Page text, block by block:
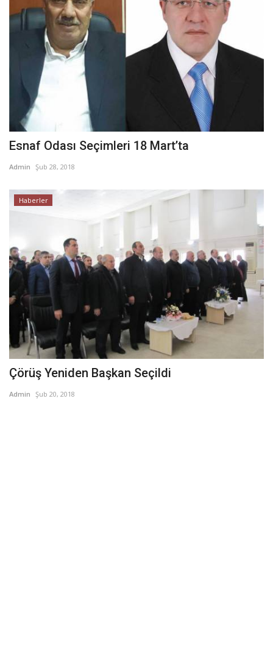
Esnaf Odası Seçimleri 18 Mart’ta
Admin Şub 28, 2018
Haberler
Çörüş Yeniden Başkan Seçildi
Admin Şub 20, 2018